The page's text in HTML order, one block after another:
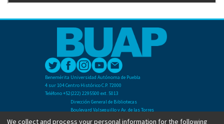
Benemérita Universidad Autónoma de Puebla
4 sur 104 Centro Histórico C.P. 72000
Teléfono +52(222) 2295500 ext. 5013
Dirección General de Bibliotecas
Boulevard Valsequillo y Av. de las Torres
Ciudad Universitaria. Col. San Manuel
We collect and process your personal information for the following